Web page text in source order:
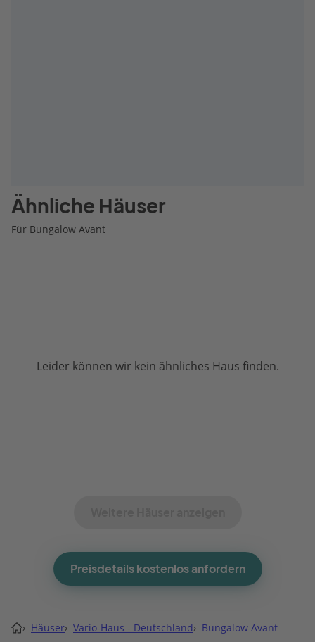
Ähnliche Häuser
Für Bungalow Avant
Leider können wir kein ähnliches Haus finden.
Preisdetails kostenlos anfordern
› Häuser› Vario-Haus - Deutschland› Bungalow Avant